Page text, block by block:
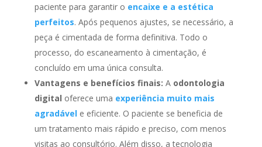
paciente para garantir o encaixe e a estética
perfeitos. Após pequenos ajustes, se necessário, a
peça é cimentada de forma definitiva. Todo o
processo, do escaneamento à cimentação, é
concluído em uma única consulta.
Vantagens e benefícios finais: A odontologia
digital oferece uma experiência muito mais
agradávele eficiente. O paciente se beneficia de
um tratamento mais rápido e preciso, com menos
visitas ao consultório. Além disso, a tecnologia